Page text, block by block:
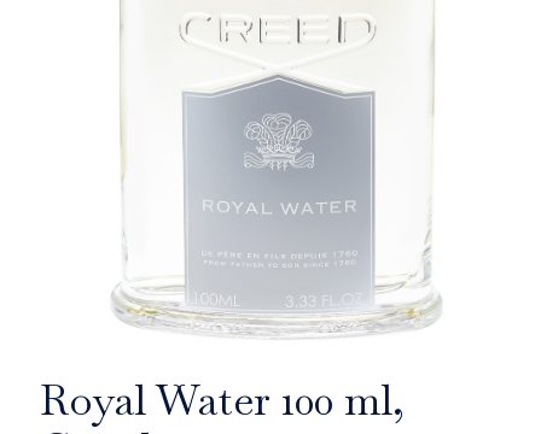
Royal Water 100 ml,